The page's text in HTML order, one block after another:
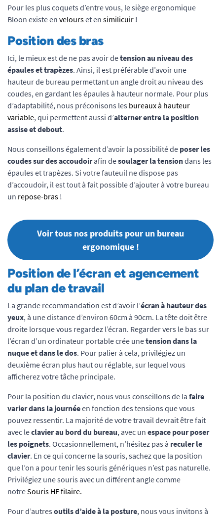
Pour les plus coquets d’entre vous, le siège ergonomique
Bloon existe en velourset en similicuir !
Position des bras
Ici, le mieux est de ne pas avoir detension au niveau des
épaules et trapèzes. Ainsi, il est préférable d’avoir une
hauteur de bureau permettant un angle droit au niveau des
coudes, en gardant les épaules à hauteur normale. Pour plus
d’adaptabilité, nous préconisons les bureaux à hauteur
variable, qui permettent aussi d’alterner entre la position
assise et debout.
Nous conseillons également d’avoir la possibilité de poser les
coudes sur des accoudoirafin desoulager la tensiondans les
épaules et trapèzes. Si votre fauteuil ne dispose pas
d’accoudoir, il est tout à fait possible d’ajouter à votre bureau
un repose-bras !
Voir tous nos produits pour un bureau
ergonomique !
Position de l’écran et agencement
du plan de travail
La grande recommandation est d’avoir l’écran à hauteur des
yeux, à une distance d’environ 60cm à 90cm. La tête doit être
droite lorsque vous regardez l’écran. Regarder vers le bas sur
l’écran d’un ordinateur portable crée unetension dans la
nuque et dans le dos. Pour palier à cela, privilégiez un
deuxième écran plus haut ou réglable, sur lequel vous
afficherez votre tâche principale.
Pour la position du clavier, nous vous conseillons de la faire
varier dans la journéeen fonction des tensions que vous
pouvez ressentir. La majorité de votre travail devrait être fait
avec leclavier au bord du bureau, avec un espace pour poser
les poignets. Occasionnellement, n’hésitez pas à reculer le
clavier. En ce qui concerne la souris, sachez que la position
que l’on a pour tenir les souris génériques n’est pas naturelle.
Privilégiez une souris avec un différent angle comme
notreSouris HE filaire.
Pour d’autres outils d’aide à la posture, nous vous invitons à